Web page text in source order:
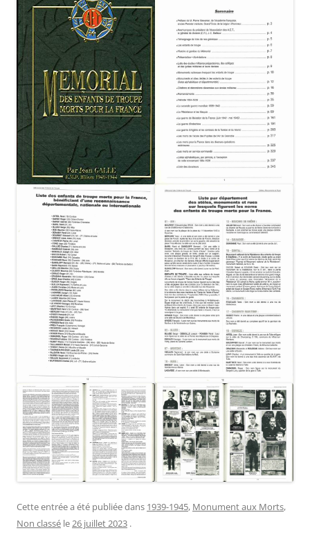
Cette entrée a été publiée dans 1939-1945, Monument aux Morts,
Non classé le26 juillet 2023 .